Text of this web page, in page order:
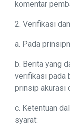
komentar
2. Verifikasi
a. Pada
b. Berita yang
verifikasi pada
prinsip akurasi
c. Ketentuan
syarat: